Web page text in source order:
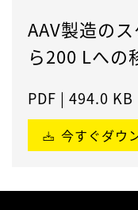
AAV製造の
ら200 Lへの
PDF | 494.0 KB
今すぐダウ